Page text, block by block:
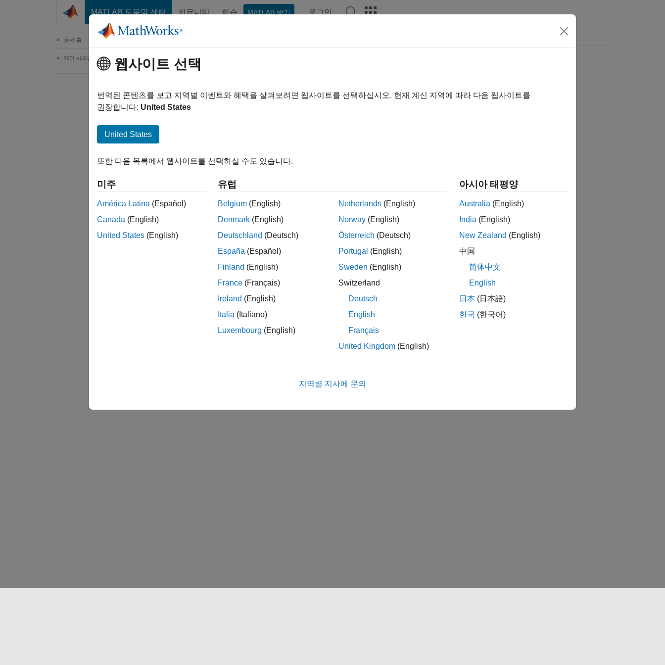
MATLAB 도움말 센터 커뮤니티 학습 MATLAB 받기 로그인
문서 홈
제어 시스템 웹사이트 선택
번역된 콘텐츠를 보고 지역별 이벤트와 혜택을 살펴보려면 웹사이트를 선택하십시오. 현재 계신 지역에 따라 다음 웹사이트를
권장합니다: United States
United States
또한 다음 목록에서 웹사이트를 선택하실 수도 있습니다.
미주
América Latina (Español)
Canada (English)
United States (English)
유럽
Belgium (English)
Denmark (English)
Deutschland (Deutsch)
España (Español)
Finland (English)
France (Français)
Ireland (English)
Italia (Italiano)
Luxembourg (English)
Netherlands (English)
Norway (English)
Österreich (Deutsch)
Portugal (English)
Sweden (English)
Switzerland
Deutsch
English
Français
United Kingdom (English)
아시아 태평양
Australia (English)
India (English)
New Zealand (English)
中国
简体中文
English
日本 (日本語)
한국 (한국어)
지역별 지사에 문의